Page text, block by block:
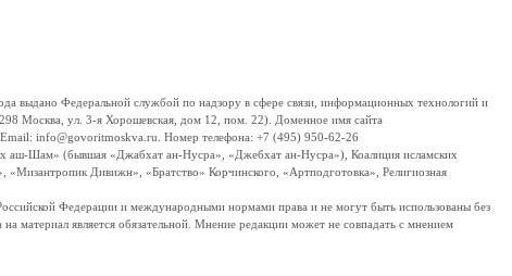
Федеральной службой по надзору в сфере связи, информационных технологий и
Москва, ул. 3-я Хорошевская, дом 12, пом. 22). Доменное имя сайта
Email: info@govoritmoskva.ru. Номер телефона: +7 (495) 950-62-26
аш-Шам» (бывшая «Джабхат ан-Нусра», «Джебхат ан-Нусра»), Коалиция исламских
Дивижн», «Братство» Корчинского, «Артподготовка», Религиозная
Федерации и международными нормами права и не могут быть использованы без
материал является обязательной. Мнение редакции может не совпадать с мнением